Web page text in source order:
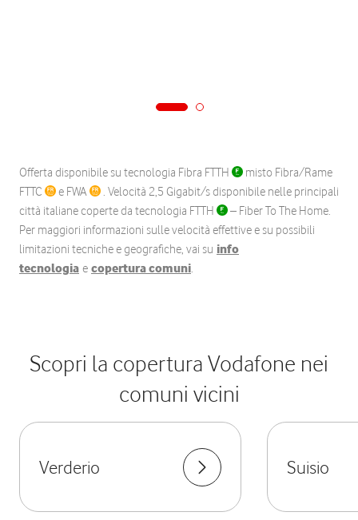
Offerta disponibile su tecnologia Fibra FTTH
misto Fibra/Rame
FTTC
e FWA
. Velocità 2,5 Gigabit/s disponibile nelle principali
città italiane coperte da tecnologia FTTH
– Fiber To The Home.
Per maggiori informazioni sulle velocità effettive e su possibili
limitazioni tecniche e geografiche, vai su info
tecnologia e copertura comuni.
Scopri la copertura Vodafone nei
comuni vicini
Verderio Suisio